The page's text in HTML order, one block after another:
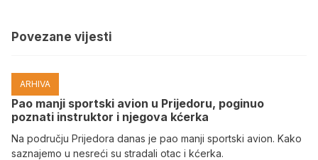
Povezane vijesti
ARHIVA
Pao manji sportski avion u Prijedoru, poginuo
poznati instruktor i njegova kćerka
Na području Prijedora danas je pao manji sportski avion. Kako
saznajemo u nesreći su stradali otac i kćerka.